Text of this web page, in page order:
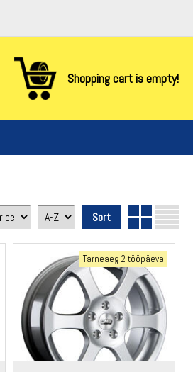
Shopping cart is empty!
Tarneaeg 2 tööpäeva